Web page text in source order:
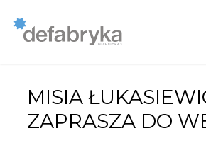
MISIA
ZAPRASZA DO